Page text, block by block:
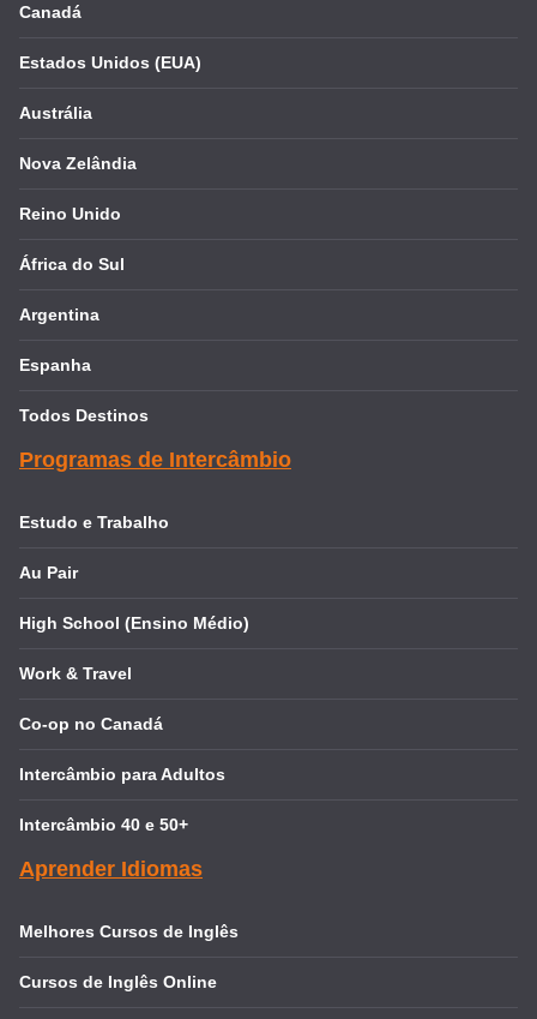
Canadá
Estados Unidos (EUA)
Austrália
Nova Zelândia
Reino Unido
África do Sul
Argentina
Espanha
Todos Destinos
Programas de Intercâmbio
Estudo e Trabalho
Au Pair
High School (Ensino Médio)
Work & Travel
Co-op no Canadá
Intercâmbio para Adultos
Intercâmbio 40 e 50+
Aprender Idiomas
Melhores Cursos de Inglês
Cursos de Inglês Online